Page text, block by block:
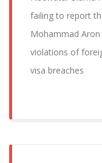
failing to report
Mohammad Aron
violations of
visa breaches